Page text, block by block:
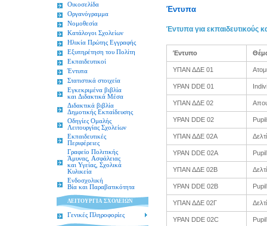
Οικοσελίδα
Οργανόγραμμα
Νομοθεσία
Κατάλογοι Σχολείων
Ηλικία Πρώτης Εγγραφής
Εξυπηρέτηση του Πολίτη
Εκπαιδευτικοί
Έντυπα
Στατιστικά στοιχεία
Εγκεκριμένα βιβλία
και Διδακτικά Μέσα
Διδακτικά βιβλία
Δημοτικής Εκπαίδευσης
Οδηγίες Ομαλής
Λειτουργίας Σχολείων
Εκπαιδευτικές
Περιφέρειες
Γραφείο Πολιτικής
Άμυνας, Ασφάλειας
και Υγείας, Σχολικά
Κυλικεία
Ενδοσχολική
Βία και Παραβατικότητα
ΛΕΙΤΟΥΡΓΙΑ ΣΧΟΛΕΙΩΝ
Γενικές Πληροφορίες
Έντυπα
Έντυπα για εκπαιδευτικούς
Έντυπο
ΥΠΑΝ ΔΔΕ 01
YPAN DDE 01
ΥΠΑΝ ΔΔΕ 02
YPAN DDE 02
ΥΠΑΝ ΔΔΕ 02Α
YPAN DDE 02A
ΥΠΑΝ ΔΔΕ 02Β
YPAN DDE 02B
ΥΠΑΝ ΔΔΕ 02Γ
YPAN DDE 02C